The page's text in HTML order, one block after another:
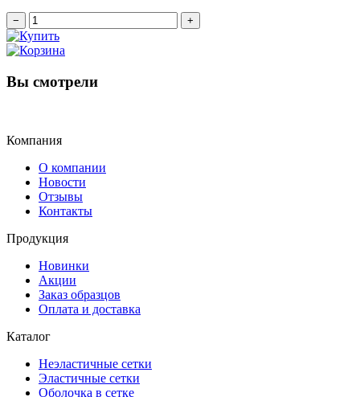
− +
Вы смотрели
Компания
О компании
Новости
Отзывы
Контакты
Продукция
Новинки
Акции
Заказ образцов
Оплата и доставка
Каталог
Неэластичные сетки
Эластичные сетки
Оболочка в сетке